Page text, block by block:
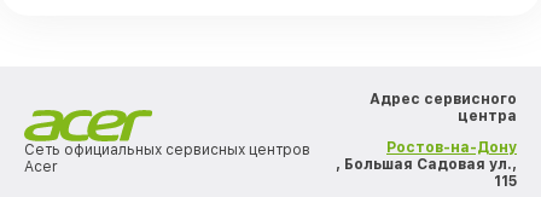
Сеть официальных сервисных центров
Acer
Адрес сервисного
центра
Ростов-на-Дону
, Большая Садовая ул.,
115